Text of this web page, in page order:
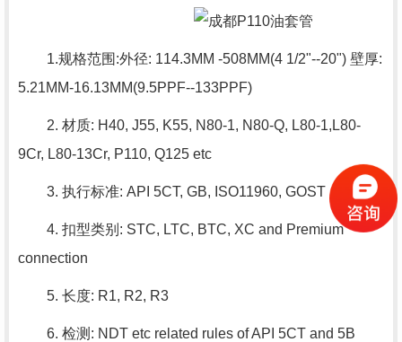
1.规格范围:外径: 114.3MM -508MM(4 1/2"--20") 壁厚:
5.21MM-16.13MM(9.5PPF--133PPF)
2. 材质: H40, J55, K55, N80-1, N80-Q, L80-1,L80-
9Cr, L80-13Cr, P110, Q125 etc
3. 执行标准: API 5CT, GB, ISO11960, GOST
4. 扣型类别: STC, LTC, BTC, XC and Premium
connection
5. 长度: R1, R2, R3
6. 检测: NDT etc related rules of API 5CT and 5B